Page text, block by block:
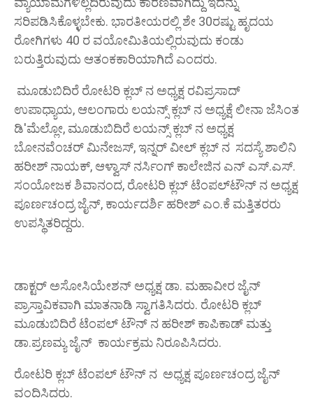
ಸರಿಪಡಿಸಿಕೊಳ್ಳಬೇಕು. ಭಾರತೀಯರಲ್ಲಿ ಶೇ 30ರಷ್ಟು ಹೃದಯ
ರೋಗಿಗಳು 40 ರ ವಯೋಮಿತಿಯಲ್ಲಿರುವುದು ಕಂಡು
ಬರುತ್ತಿರುವುದು ಆತಂಕಕಾರಿಯಾಗಿದೆ ಎಂದರು.
ಮೂಡುಬಿದಿರೆ ರೋಟರಿ ಕ್ಲಬ್ ನ ಅಧ್ಯಕ್ಷ ರವಿಪ್ರಸಾದ್
ಉಪಾಧ್ಯಾಯ, ಆಲಂಗಾರು ಲಯನ್ಸ್ ಕ್ಲಬ್ ನ ಅಧ್ಯಕ್ಷೆ ಲೀನಾ ಜೆಸಿಂತ
ಡಿ'ಮೆಲ್ಲೋ, ಮೂಡುಬಿದಿರೆ ಲಯನ್ಸ್ ಕ್ಲಬ್ ನ ಅಧ್ಯಕ್ಷ
ಬೋನವೆಂಚರ್ ಮಿನೇಜಸ್, ಇನ್ನರ್ ವೀಲ್ ಕ್ಲಬ್ ನ ಸದಸ್ಯೆ ಶಾಲಿನಿ
ಹರೀಶ್ ನಾಯಕ್, ಆಳ್ವಾಸ್ ನರ್ಸಿಂಗ್ ಕಾಲೇಜಿನ ಎನ್ ಎಸ್.ಎಸ್.
ಸಂಯೋಜಕ ಶಿವಾನಂದ, ರೋಟರಿ ಕ್ಲಬ್ ಟೆಂಪಲ್‌ಟೌನ್ ನ ಅಧ್ಯಕ್ಷ
ಪೂರ್ಣಚಂದ್ರ ಜೈನ್, ಕಾರ್ಯದರ್ಶಿ ಹರೀಶ್ ಎಂ.ಕೆ ಮತ್ತಿತರರು
ಉಪಸ್ಥಿತರಿದ್ದರು.
ಡಾಕ್ಟರ್ ಅಸೋಸಿಯೇಶನ್ ಅಧ್ಯಕ್ಷ ಡಾ. ಮಹಾವೀರ ಜೈನ್
ಪ್ರಾಸ್ತಾವಿಕವಾಗಿ ಮಾತನಾಡಿ ಸ್ವಾಗತಿಸಿದರು. ರೋಟರಿ ಕ್ಲಬ್
ಮೂಡುಬಿದಿರೆ ಟೆಂಪಲ್ ಟೌನ್ ನ ಹರೀಶ್ ಕಾಪಿಕಾಡ್ ಮತ್ತು
ಡಾ.ಪ್ರಣಮ್ಯ ಜೈನ್ ಕಾರ್ಯಕ್ರಮ ನಿರೂಪಿಸಿದರು.
ರೋಟರಿ ಕ್ಲಬ್ ಟೆಂಪಲ್ ಟೌನ್ ನ ಅಧ್ಯಕ್ಷ ಪೂರ್ಣಚಂದ್ರ ಜೈನ್
ವಂದಿಸಿದರು.